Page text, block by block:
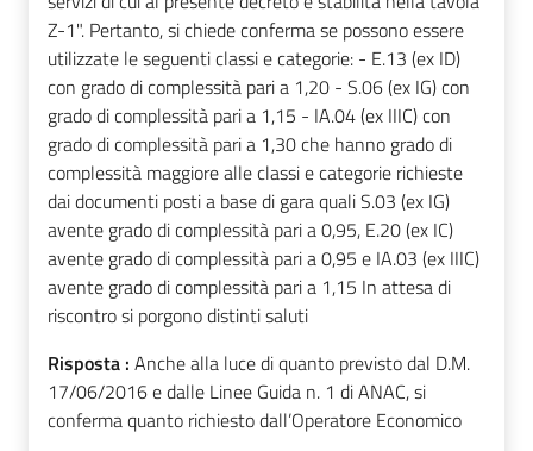
Z-1". Pertanto, si chiede conferma se possono essere
utilizzate le seguenti classi e categorie: - E.13 (ex ID)
con grado di complessità pari a 1,20 - S.06 (ex IG) con
grado di complessità pari a 1,15 - IA.04 (ex IIIC) con
grado di complessità pari a 1,30 che hanno grado di
complessità maggiore alle classi e categorie richieste
dai documenti posti a base di gara quali S.03 (ex IG)
avente grado di complessità pari a 0,95, E.20 (ex IC)
avente grado di complessità pari a 0,95 e IA.03 (ex IIIC)
avente grado di complessità pari a 1,15 In attesa di
riscontro si porgono distinti saluti
Risposta : Anche alla luce di quanto previsto dal D.M.
17/06/2016 e dalle Linee Guida n. 1 di ANAC, si
conferma quanto richiesto dall’Operatore Economico